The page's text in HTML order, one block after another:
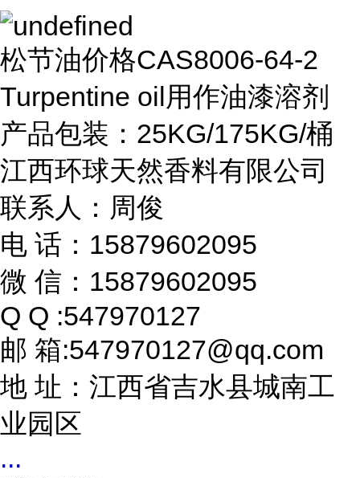
松节油价格CAS8006-64-2
Turpentine oil用作油漆溶剂
产品包装：25KG/175KG/桶
江西环球天然香料有限公司
联系人：周俊
电 话：15879602095
微 信：15879602095
Q Q :547970127
邮 箱:547970127@qq.com
地 址：江西省吉水县城南工
业园区
...